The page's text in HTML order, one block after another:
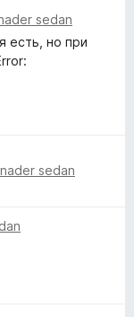
sedan
есть, но при
sedan